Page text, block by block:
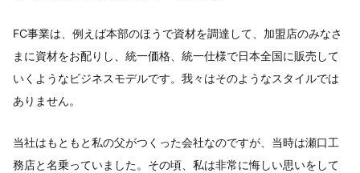
FC事業は、例えば本部のほうで資材を調達して、加盟店のみなさ
まに資材をお配りし、統一価格、統一仕様で日本全国に販売して
いくようなビジネスモデルです。我々はそのようなスタイルでは
ありません。
当社はもともと私の父がつくった会社なのですが、当時は瀬口工
務店と名乗っていました。その頃、私は非常に悔しい思いをして